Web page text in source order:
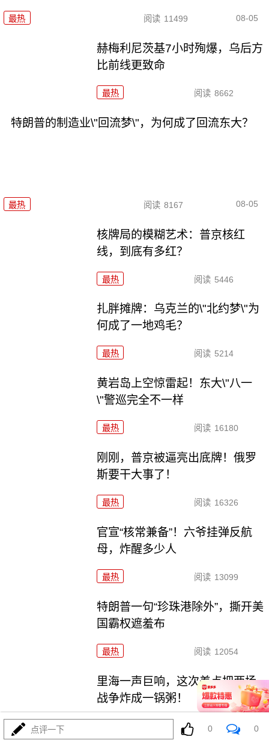
最热 阅读 11499 08-05
赫梅利尼茨基7小时殉爆，乌后方
比前线更致命
最热 阅读 8662
特朗普的制造业\"回流梦\"，为何成了回流东大？
最热 阅读 8167 08-05
核牌局的模糊艺术：普京核红
线，到底有多红？
最热 阅读 5446
扎胖摊牌：乌克兰的\"北约梦\"为
何成了一地鸡毛？
最热 阅读 5214
黄岩岛上空惊雷起！东大\"八一
\"警巡完全不一样
最热 阅读 16180
刚刚，普京被逼亮出底牌！俄罗
斯要干大事了！
最热 阅读 16326
官宣“核常兼备”！六爷挂弹反航
母，炸醒多少人
最热 阅读 13099
特朗普一句“珍珠港除外”，撕开美
国霸权遮羞布
最热 阅读 12054
里海一声巨响，这次差点把两场
战争炸成一锅粥！
阅读 9946
点评一下 0 0